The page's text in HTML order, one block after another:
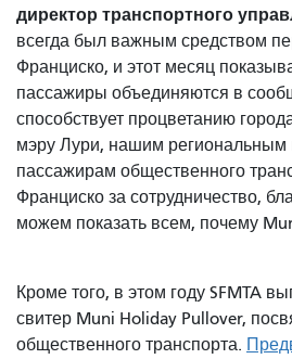
директор транспортного
всегда был важным средством
Франциско, и этот месяц
пассажиры объединяются в
способствует процветанию
мэру Лури, нашим региональным
пассажирам общественного
Франциско за сотрудничество,
можем показать всем, почему
Кроме того, в этом году SFMTA
свитер Muni Holiday Pullover,
общественного транспорта.